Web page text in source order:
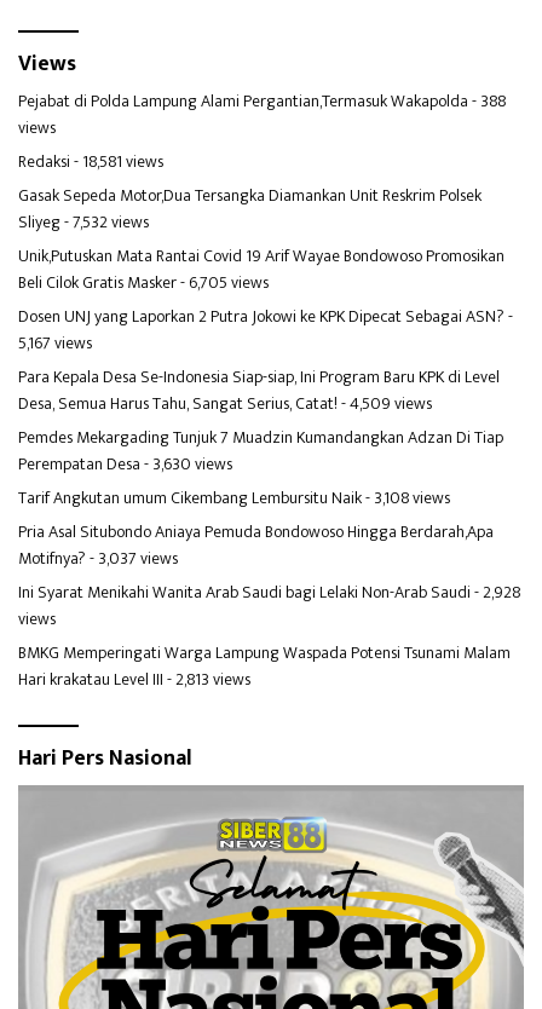
Views
Pejabat di Polda Lampung Alami Pergantian,Termasuk Wakapolda- 388
views
Redaksi- 18,581 views
Gasak Sepeda Motor,Dua Tersangka Diamankan Unit Reskrim Polsek
Sliyeg- 7,532 views
Unik,Putuskan Mata Rantai Covid 19 Arif Wayae Bondowoso Promosikan
Beli Cilok Gratis Masker- 6,705 views
Dosen UNJ yang Laporkan 2 Putra Jokowi ke KPK Dipecat Sebagai ASN?-
5,167 views
Para Kepala Desa Se-Indonesia Siap-siap, Ini Program Baru KPK di Level
Desa, Semua Harus Tahu, Sangat Serius, Catat!- 4,509 views
Pemdes Mekargading Tunjuk 7 Muadzin Kumandangkan Adzan Di Tiap
Perempatan Desa- 3,630 views
Tarif Angkutan umum Cikembang Lembursitu Naik- 3,108 views
Pria Asal Situbondo Aniaya Pemuda Bondowoso Hingga Berdarah,Apa
Motifnya?- 3,037 views
Ini Syarat Menikahi Wanita Arab Saudi bagi Lelaki Non-Arab Saudi- 2,928
views
BMKG Memperingati Warga Lampung Waspada Potensi Tsunami Malam
Hari krakatau Level III- 2,813 views
Hari Pers Nasional